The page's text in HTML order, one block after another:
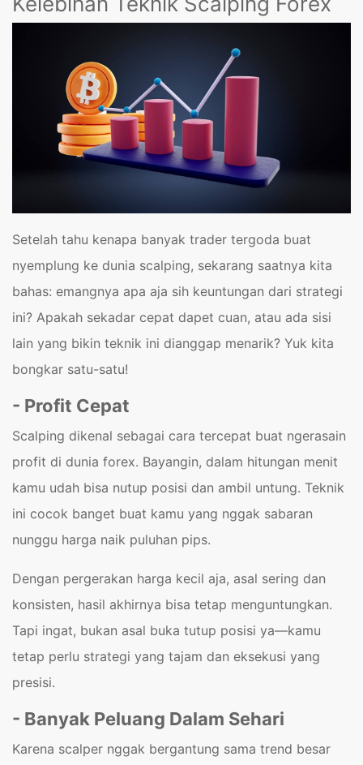
Setelah tahu kenapa banyak trader tergoda buat
nyemplung ke dunia scalping, sekarang saatnya kita
bahas: emangnya apa aja sih keuntungan dari strategi
ini? Apakah sekadar cepat dapet cuan, atau ada sisi
lain yang bikin teknik ini dianggap menarik? Yuk kita
bongkar satu-satu!
- Profit Cepat
Scalping dikenal sebagai cara tercepat buat ngerasain
profit di dunia forex. Bayangin, dalam hitungan menit
kamu udah bisa nutup posisi dan ambil untung. Teknik
ini cocok banget buat kamu yang nggak sabaran
nunggu harga naik puluhan pips.
Dengan pergerakan harga kecil aja, asal sering dan
konsisten, hasil akhirnya bisa tetap menguntungkan.
Tapi ingat, bukan asal buka tutup posisi ya—kamu
tetap perlu strategi yang tajam dan eksekusi yang
presisi.
- Banyak Peluang Dalam Sehari
Karena scalper nggak bergantung sama trend besar